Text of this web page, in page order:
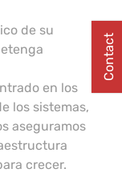
de su
en los
los sistemas,
aseguramos
crecer.
Contact